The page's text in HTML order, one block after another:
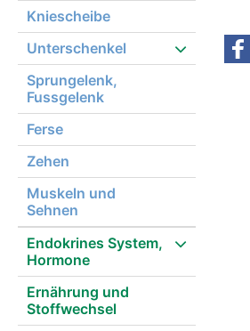
Kniescheibe
Unterschenkel
Sprungelenk,
Fussgelenk
Ferse
Zehen
Muskeln und
Sehnen
Endokrines System,
Hormone
Ernährung und
Stoffwechsel